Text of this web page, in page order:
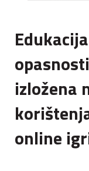
izložena
online